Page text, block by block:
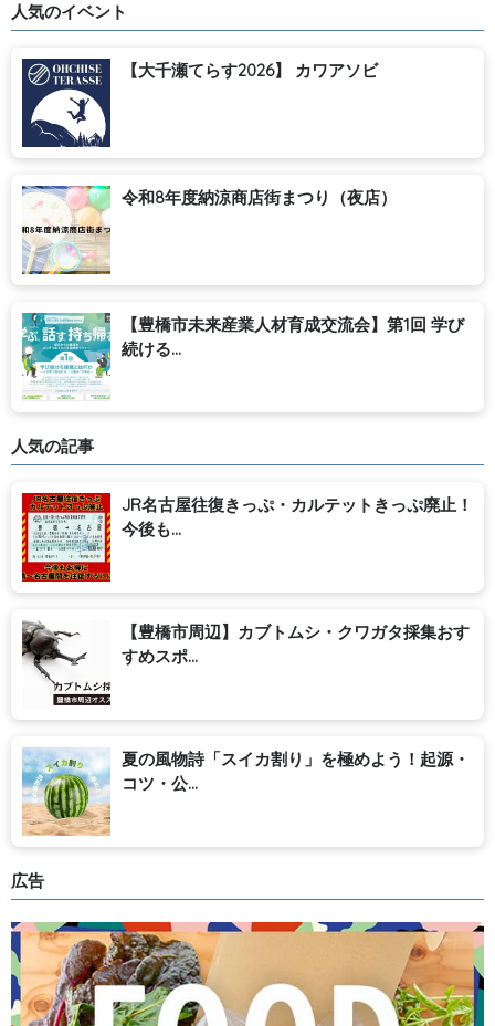
人気のイベント
【大千瀬てらす2026】 カワアソビ
令和8年度納涼商店街まつり（夜店）
【豊橋市未来産業人材育成交流会】第1回 学び
続ける...
人気の記事
JR名古屋往復きっぷ・カルテットきっぷ廃止！
今後も...
【豊橋市周辺】カブトムシ・クワガタ採集おす
すめスポ...
夏の風物詩「スイカ割り」を極めよう！起源・
コツ・公...
広告